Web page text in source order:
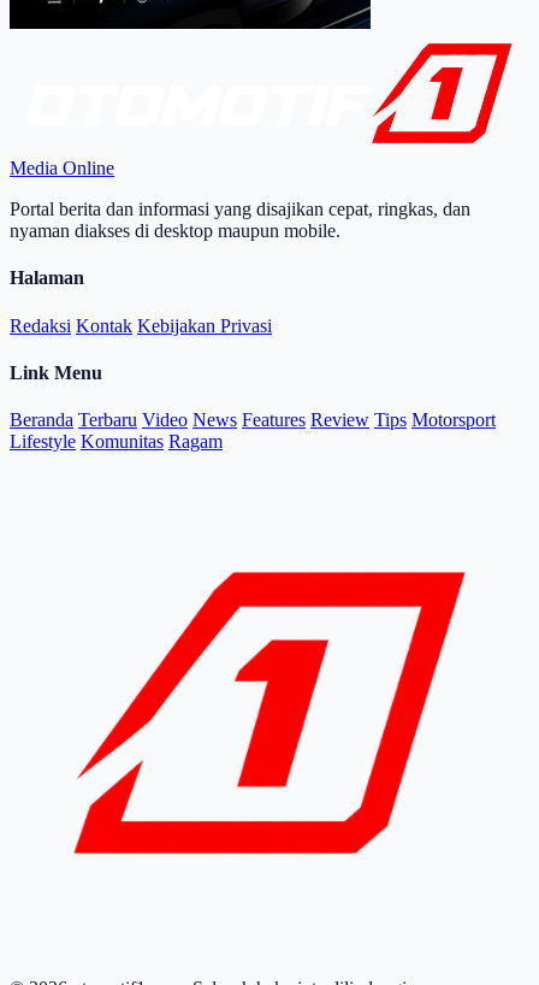
Media Online
Portal berita dan informasi yang disajikan cepat, ringkas, dan
nyaman diakses di desktop maupun mobile.
Halaman
Redaksi Kontak Kebijakan Privasi
Link Menu
Beranda Terbaru Video News Features Review Tips Motorsport
Lifestyle Komunitas Ragam